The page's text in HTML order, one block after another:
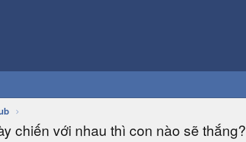
chiến với nhau thì con nào sẽ thắng?